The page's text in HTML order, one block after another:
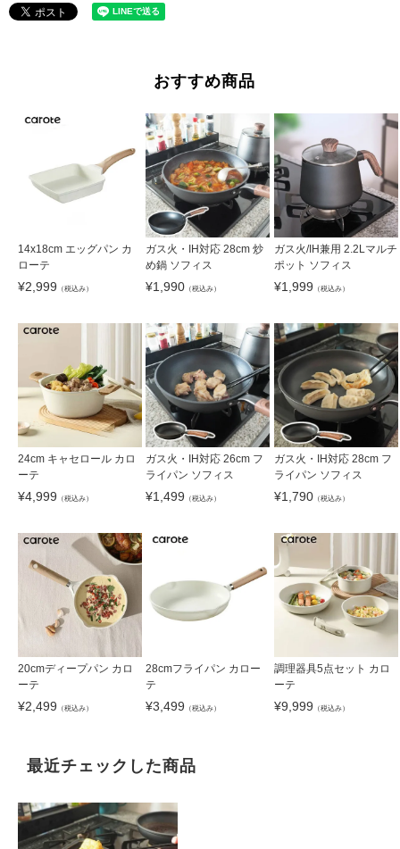
おすすめ商品
14x18cm エッグパン カ
ローテ
¥2,999 （税込み）
ガス火・IH対応 28cm 炒
め鍋 ソフィス
¥1,990 （税込み）
ガス火/IH兼用 2.2Lマルチ
ポット ソフィス
¥1,999 （税込み）
24cm キャセロール カロ
ーテ
¥4,999 （税込み）
ガス火・IH対応 26cm フ
ライパン ソフィス
¥1,499 （税込み）
ガス火・IH対応 28cm フ
ライパン ソフィス
¥1,790（税込み）
20cmディープパン カロ
ーテ
¥2,499 （税込み）
28cmフライパン カロー
テ
¥3,499 （税込み）
調理器具5点セット カロ
ーテ
¥9,999 （税込み）
最近チェックした商品